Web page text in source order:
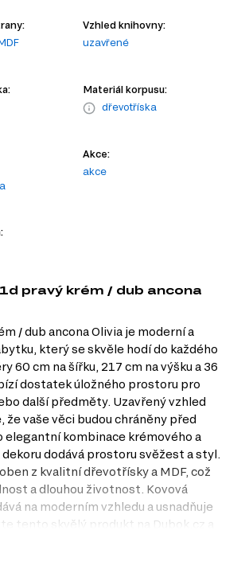
Vzhled knihovny:
uzavřené
Materiál korpusu:
dřevotříska
Akce:
akce
pravý krém / dub ancona
/ dub ancona Olivia je moderní a
který se skvěle hodí do každého
60 cm na šířku, 217 cm na výšku a 36
dostatek úložného prostoru pro
další předměty. Uzavřený vzhled
že vaše věci budou chráněny před
elegantní kombinace krémového a
dodává prostoru svěžest a styl.
z kvalitní dřevotřísky a MDF, což
a dlouhou životnost. Kovová
na moderním vzhledu a usnadňuje
tento skvělý produkt na Dubok.cz a
v Praze pro osobní prohlídku.